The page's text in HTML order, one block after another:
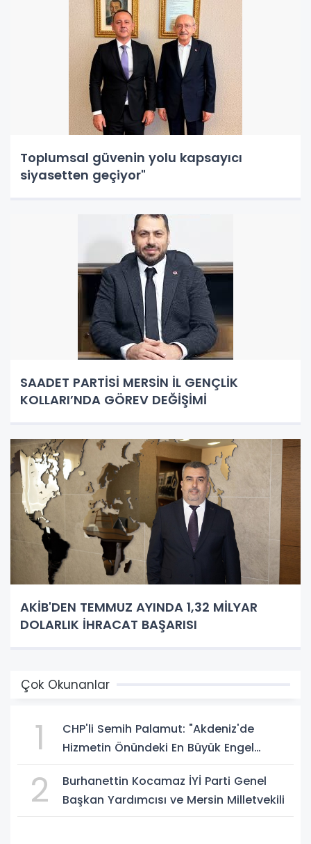
Toplumsal güvenin yolu kapsayıcı
siyasetten geçiyor"
SAADET PARTİSİ MERSİN İL GENÇLİK
KOLLARI’NDA GÖREV DEĞİŞİMİ
AKİB'DEN TEMMUZ AYINDA 1,32 MİLYAR
DOLARLIK İHRACAT BAŞARISI
Çok Okunanlar
1
CHP'li Semih Palamut: "Akdeniz'de
Hizmetin Önündeki En Büyük Engel
2
Burhanettin Kocamaz İYİ Parti Genel
Başkan Yardımcısı ve Mersin Milletvekili